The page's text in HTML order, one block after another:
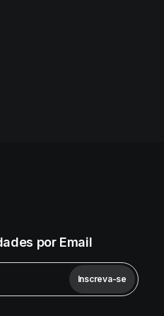
por Email
Inscreva-se